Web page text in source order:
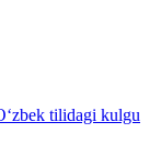
tilidagi kulgu